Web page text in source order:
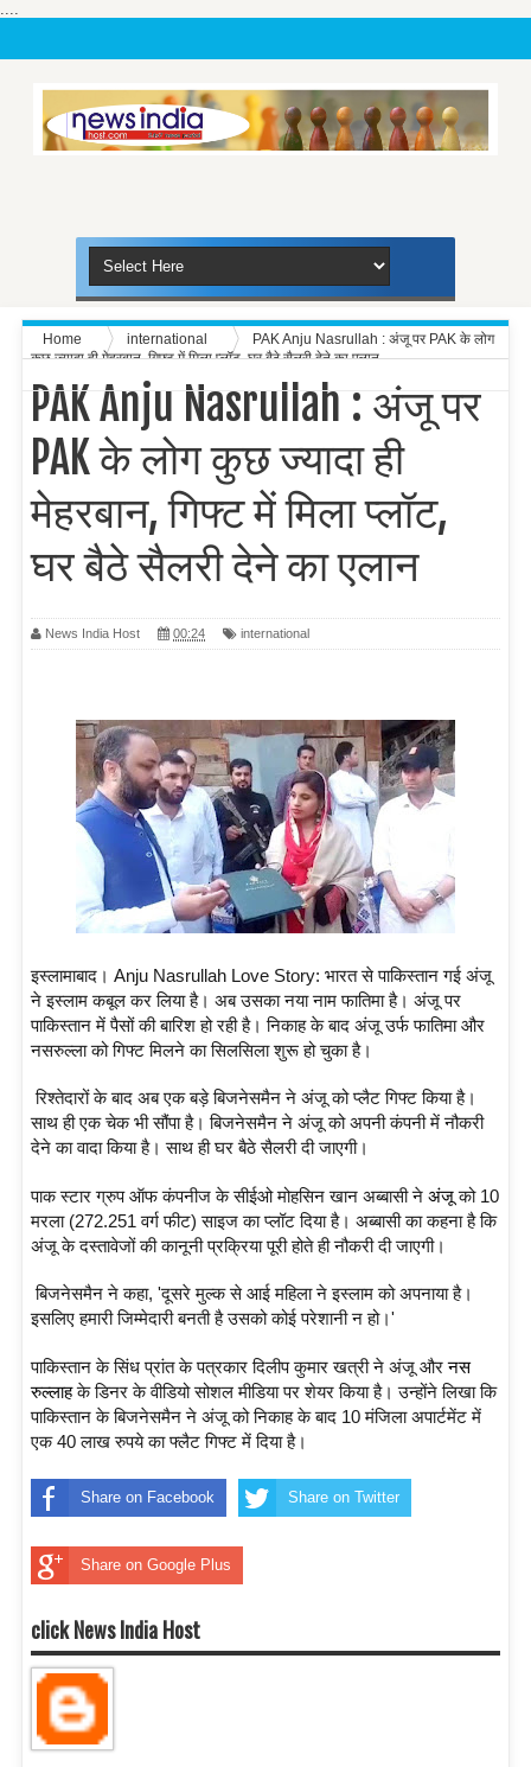
....
Home international
PAK Anju Nasrullah : अंजू पर PAK के लोग
कुछ ज्यादा ही मेहरबान, गिफ्ट में मिला प्लॉट, घर बैठे सैलरी देने का एलान
PAK Anju Nasrullah : अंजू पर
PAK के लोग कुछ ज्यादा ही
मेहरबान, गिफ्ट में मिला प्लॉट,
घर बैठे सैलरी देने का एलान
News India Host 00:24 international
इस्लामाबाद। Anju Nasrullah Love Story: भारत से पाकिस्तान गई अंजू
ने इस्लाम कबूल कर लिया है। अब उसका नया नाम फातिमा है। अंजू पर
पाकिस्तान में पैसों की बारिश हो रही है। निकाह के बाद अंजू उर्फ फातिमा और
नसरुल्ला को गिफ्ट मिलने का सिलसिला शुरू हो चुका है।
रिश्तेदारों के बाद अब एक बड़े बिजनेसमैन ने अंजू को प्लैट गिफ्ट किया है।
साथ ही एक चेक भी सौंपा है। बिजनेसमैन ने अंजू को अपनी कंपनी में नौकरी
देने का वादा किया है। साथ ही घर बैठे सैलरी दी जाएगी।
पाक स्टार ग्रुप ऑफ कंपनीज के सीईओ मोहसिन खान अब्बासी ने अंजूको 10
मरला (272.251 वर्ग फीट) साइज का प्लॉट दिया है। अब्बासी का कहना है कि
अंजू के दस्तावेजों की कानूनी प्रक्रिया पूरी होते ही नौकरी दी जाएगी।
बिजनेसमैन ने कहा, 'दूसरे मुल्क से आई महिला ने इस्लाम को अपनाया है।
इसलिए हमारी जिम्मेदारी बनती है उसको कोई परेशानी न हो।'
पाकिस्तान के सिंध प्रांत के पत्रकार दिलीप कुमार खत्री ने अंजू औरनस
रुल्लाहके डिनर के वीडियो सोशल मीडिया पर शेयर किया है। उन्होंने लिखा कि
पाकिस्तान के बिजनेसमैन ने अंजू को निकाह के बाद 10 मंजिला अपार्टमेंट में
एक 40 लाख रुपये का फ्लैट गिफ्ट में दिया है।
Share on Facebook Share on Twitter
Share on Google Plus
click News India Host